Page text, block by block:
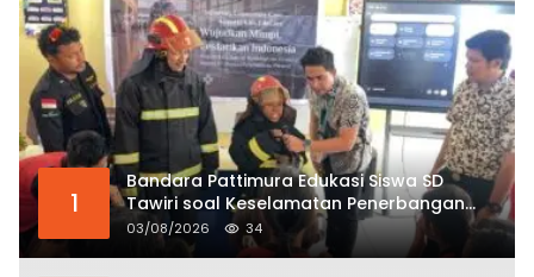
1
Bandara Pattimura Edukasi Siswa SD
Tawiri soal Keselamatan Penerbangan
dan Bahaya Bermain Layang-layang di
KKOP
03/08/2026 34